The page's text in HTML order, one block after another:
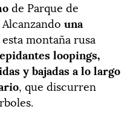
de Parque de
una
esta montaña rusa
loopings,
y bajadas a lo largo
, que discurren